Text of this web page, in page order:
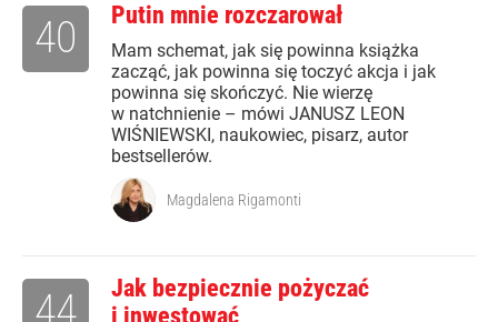
Putin mnie rozczarował
Mam schemat, jak się powinna książka
zacząć, jak powinna się toczyć akcja i jak
powinna się skończyć. Nie wierzę
w natchnienie – mówi JANUSZ LEON
WIŚNIEWSKI, naukowiec, pisarz, autor
bestsellerów.
40
Magdalena Rigamonti
Jak bezpiecznie pożyczać
i inwestować
44